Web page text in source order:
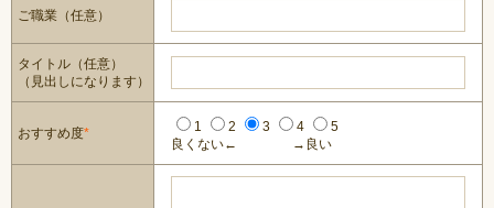
ご職業（任意）
タイトル（任意）
（見出しになります）
おすすめ度* 1 2 3 4
5
良くない←
→良い